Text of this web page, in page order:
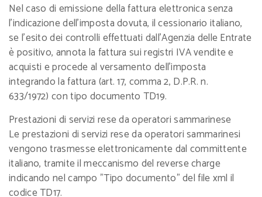
Nel caso di emissione della fattura elettronica senza
l’indicazione dell’imposta dovuta, il cessionario italiano,
se l’esito dei controlli effettuati dall’Agenzia delle Entrate
è positivo, annota la fattura sui registri IVA vendite e
acquisti e procede al versamento dell’imposta
integrando la fattura (art. 17, comma 2, D.P.R. n.
633/1972) con tipo documento TD19.
Prestazioni di servizi rese da operatori sammarinese
Le prestazioni di servizi rese da operatori sammarinesi
vengono trasmesse elettronicamente dal committente
italiano, tramite il meccanismo del reverse charge
indicando nel campo "Tipo documento" del file xml il
codice TD17.